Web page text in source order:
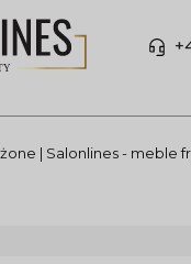
| Salonlines - meble